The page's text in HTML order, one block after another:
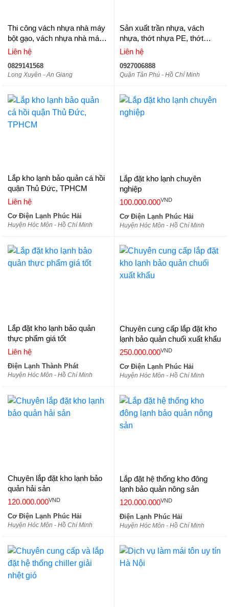
Thi công vách nhựa nhà máy
bột gạo, vách nhựa nhà máy
đường
Liên hệ
0829141568
Long Xuyên - An Giang
Sản xuất trần nhựa, vách
nhựa, thớt nhựa PE, thớt
nhựa công nghiêp
Liên hệ
0927006888
Quận Tân Phú - Hồ Chí Minh
Lắp kho lạnh bảo quản cá hồi
quận Thủ Đức, TPHCM
Liên hệ
Cơ Điện Lạnh Phúc Hải
Huyện Hóc Môn - Hồ Chí Minh
Lắp đặt kho lạnh chuyên
nghiệp
100.000.000VND
Cơ Điện Lạnh Phúc Hải
Huyện Hóc Môn - Hồ Chí Minh
Lắp đặt kho lạnh bảo quản
thực phẩm giá tốt
Liên hệ
Điện Lạnh Thành Phát
Huyện Hóc Môn - Hồ Chí Minh
Chuyên cung cấp lắp đặt kho
lạnh bảo quản chuối xuất khẩu
250.000.000VND
Cơ Điện Lạnh Phúc Hải
Huyện Hóc Môn - Hồ Chí Minh
Chuyên lắp đặt kho lạnh bảo
quản hải sản
120.000.000VND
Cơ Điện Lạnh Phúc Hải
Huyện Hóc Môn - Hồ Chí Minh
Lắp đặt hệ thống kho đông
lạnh bảo quản nông sản
120.000.000VND
Điện Lạnh Phúc Hải
Huyện Hóc Môn - Hồ Chí Minh